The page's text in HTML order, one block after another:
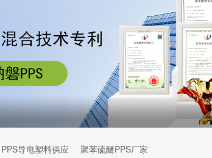
PPS导电塑料供应 聚苯硫醚PPS厂家